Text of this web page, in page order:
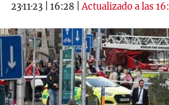
23·11·23
16:28 |Actualizado a las